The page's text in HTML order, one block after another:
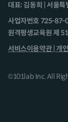
대표: 김동희 | 서울특
사업자번호 725-87-
원격평생교육원 제
서비스이용약관 | 개
©101lab Inc. All